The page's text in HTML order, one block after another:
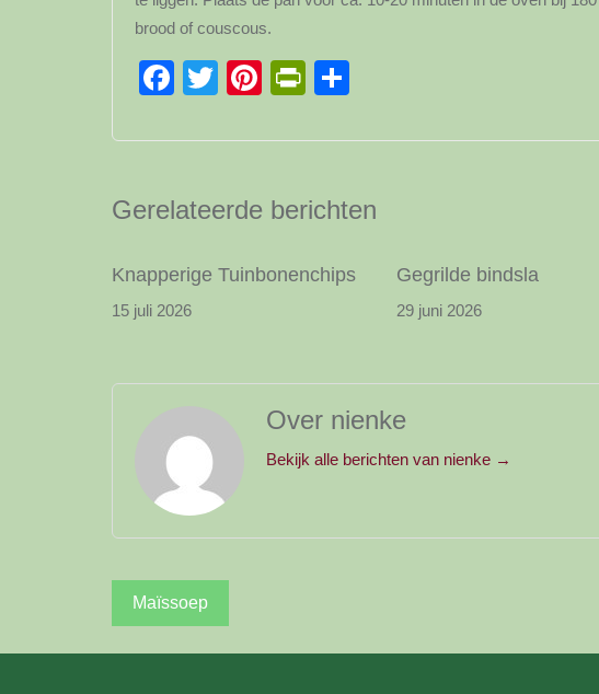
brood of couscous.
Facebook
TwitterPinterest
PrintFriendly
Gerelateerde berichten
Knapperige Tuinbonenchips
15 juli 2026
Gegrilde bindsla
29 juni 2026
Over nienke
Bekijk alle berichten van nienke →
Bericht
navigatie
Maïssoep